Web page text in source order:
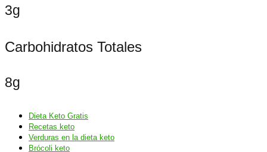
3g
Carbohidratos Totales
8g
Dieta Keto Gratis
Recetas keto
Verduras en la dieta keto
Brócoli keto